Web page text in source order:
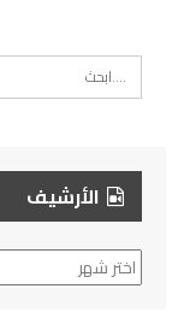
الأرشيف
الأرشيف